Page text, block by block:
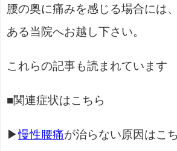
腰の奥に痛みを感じる場合には
ある当院へお越し下さい。
これらの記事も読まれています
■関連症状はこちら
▶慢性腰痛が治らない原因はこ